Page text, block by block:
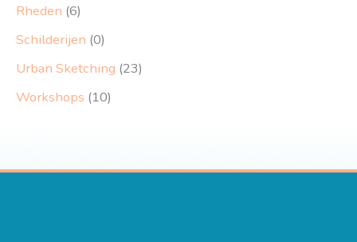
Rheden (6)
Schilderijen (0)
Urban Sketching (23)
Workshops (10)